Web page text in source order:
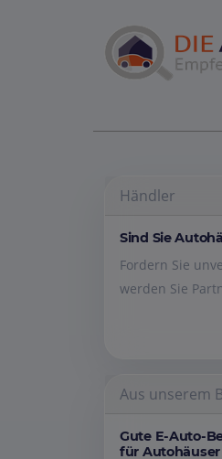
Händler
Sind Sie
Fordern Sie
werden Sie
Aus unserem
Gute E-Auto-
für